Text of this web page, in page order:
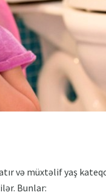
və müxtəlif yaş
Bunlar: